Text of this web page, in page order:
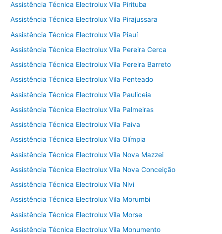
Assistência Técnica Electrolux Vila Pirituba
Assistência Técnica Electrolux Vila Pirajussara
Assistência Técnica Electrolux Vila Piauí
Assistência Técnica Electrolux Vila Pereira Cerca
Assistência Técnica Electrolux Vila Pereira Barreto
Assistência Técnica Electrolux Vila Penteado
Assistência Técnica Electrolux Vila Pauliceia
Assistência Técnica Electrolux Vila Palmeiras
Assistência Técnica Electrolux Vila Paiva
Assistência Técnica Electrolux Vila Olímpia
Assistência Técnica Electrolux Vila Nova Mazzei
Assistência Técnica Electrolux Vila Nova Conceição
Assistência Técnica Electrolux Vila Nivi
Assistência Técnica Electrolux Vila Morumbi
Assistência Técnica Electrolux Vila Morse
Assistência Técnica Electrolux Vila Monumento